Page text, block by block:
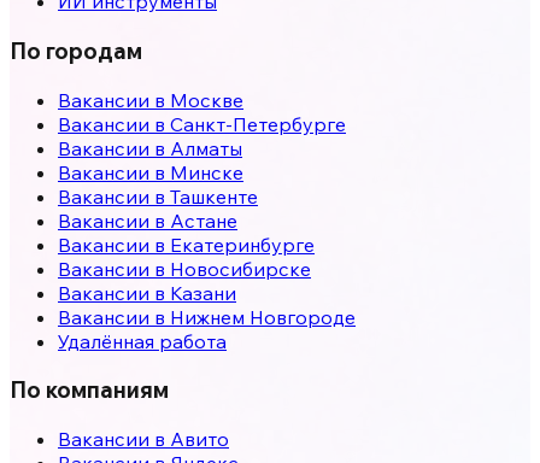
По городам
Вакансии в Москве
Вакансии в Санкт-Петербурге
Вакансии в Алматы
Вакансии в Минске
Вакансии в Ташкенте
Вакансии в Астане
Вакансии в Екатеринбурге
Вакансии в Новосибирске
Вакансии в Казани
Вакансии в Нижнем Новгороде
Удалённая работа
По компаниям
Вакансии в Авито